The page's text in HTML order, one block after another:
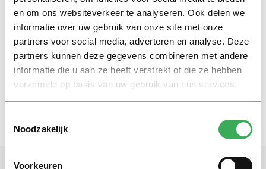
en om ons websiteverkeer te analyseren. Ook delen we
informatie over uw gebruik van onze site met onze
partners voor social media, adverteren en analyse. Deze
partners kunnen deze gegevens combineren met andere
informatie die u aan ze heeft verstrekt of die ze hebben
verzameld op basis van uw gebruik van hun services.
Noodzakelijk
Voorkeuren
International
Terror attack University
Pakistan
20 januari 2016